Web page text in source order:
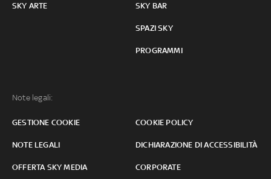
SKY ARTE SKY BAR
SPAZI SKY
PROGRAMMI
Note legali:
GESTIONE COOKIE COOKIE POLICY
NOTE LEGALI DICHIARAZIONE DI ACCESSIBILITÀ
OFFERTA SKY MEDIA CORPORATE